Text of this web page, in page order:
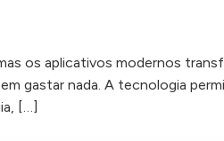
os aplicativos modernos
gastar nada. A tecnologia
[…]